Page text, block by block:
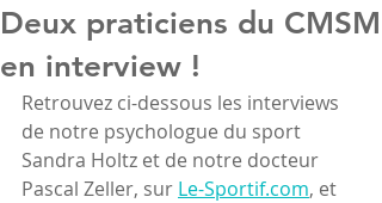
Deux praticiens du CMSM
en interview !
Retrouvez ci-dessous les interviews
de notre psychologue du sport
Sandra Holtz et de notre docteur
Pascal Zeller, sur Le-Sportif.com, et